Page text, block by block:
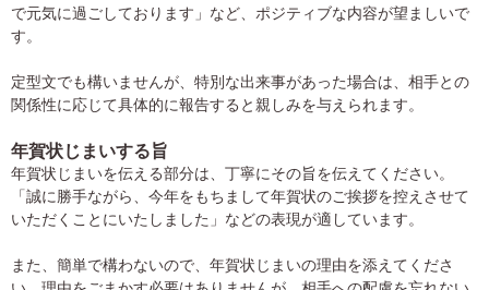
で元気に過ごしております」など、ポジティブな内容が望ましいで
す。
定型文でも構いませんが、特別な出来事があった場合は、相手との
関係性に応じて具体的に報告すると親しみを与えられます。
年賀状じまいする旨
年賀状じまいを伝える部分は、丁寧にその旨を伝えてください。
「誠に勝手ながら、今年をもちまして年賀状のご挨拶を控えさせて
いただくことにいたしました」などの表現が適しています。
また、簡単で構わないので、年賀状じまいの理由を添えてくださ